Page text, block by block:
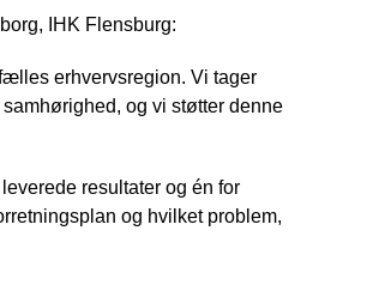
IHK Flensburg:
erhvervsregion. Vi tager
og vi støtter denne
resultater og én for
og hvilket problem,